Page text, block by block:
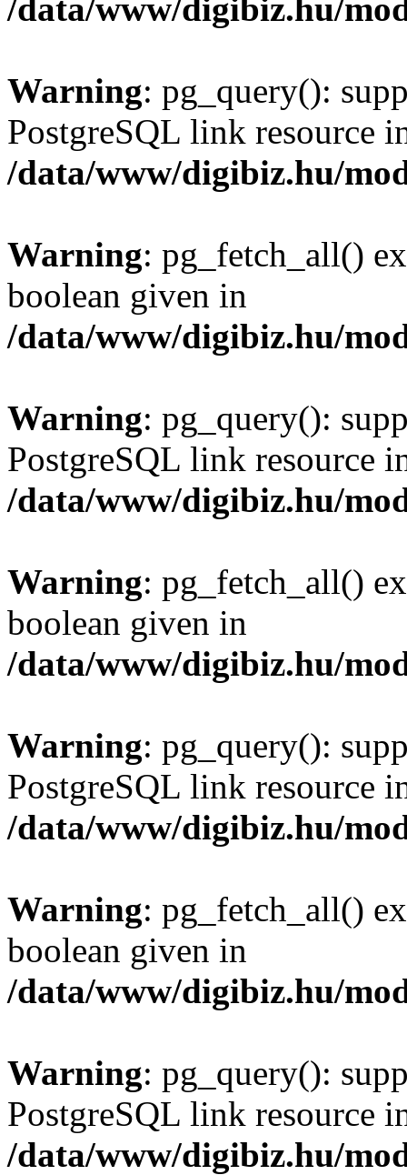
/data/www/digibiz.hu/
Warning: pg_query():
PostgreSQL link resource
/data/www/digibiz.hu/
Warning: pg_fetch_all()
boolean given in
/data/www/digibiz.hu/
Warning: pg_query():
PostgreSQL link resource
/data/www/digibiz.hu/
Warning: pg_fetch_all()
boolean given in
/data/www/digibiz.hu/
Warning: pg_query():
PostgreSQL link resource
/data/www/digibiz.hu/
Warning: pg_fetch_all()
boolean given in
/data/www/digibiz.hu/
Warning: pg_query():
PostgreSQL link resource
/data/www/digibiz.hu/